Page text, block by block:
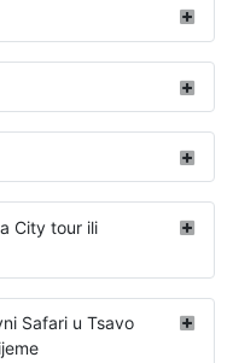
City tour ili
Safari u Tsavo